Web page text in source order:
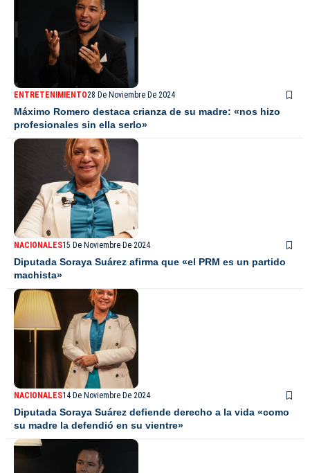
ENTRETENIMIENTO28 De Noviembre De 2024
Máximo Romero destaca crianza de su madre: «nos hizo
profesionales sin ella serlo»
NACIONALES15 De Noviembre De 2024
Diputada Soraya Suárez afirma que «el PRM es un partido
machista»
NACIONALES14 De Noviembre De 2024
Diputada Soraya Suárez defiende derecho a la vida «como
su madre la defendió en su vientre»